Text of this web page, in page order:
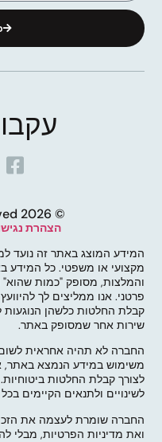
© 2026 All Rights Reserved
הצהרת
המידע המוצג באתר זה נועד
מקצועי או משפטי. כל המידע
והמלצות, מסופק "כמות שהוא"
פרטני. אנו ממליצים לך
קבלת החלטות כלשהן הנוגעות
שירות אחר שמסופק באתר.
החברה לא תהיה אחראית לשום
משימוש במידע הנמצא באתר,
לצורך קבלת החלטות
לשינויים ולתנאים הקיימים
החברה שומרת לעצמה את
ואת מדיניות הפרטיות, מבלי